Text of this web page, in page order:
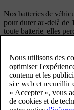
Nos batteries de
pour durer au-delà de
toute batterie, elles